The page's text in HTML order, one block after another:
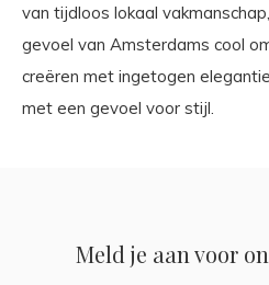
van tijdloos lokaal
gevoel van Amsterdams cool
creëren met ingetogen
met een gevoel voor stijl.
Meld je aan voor